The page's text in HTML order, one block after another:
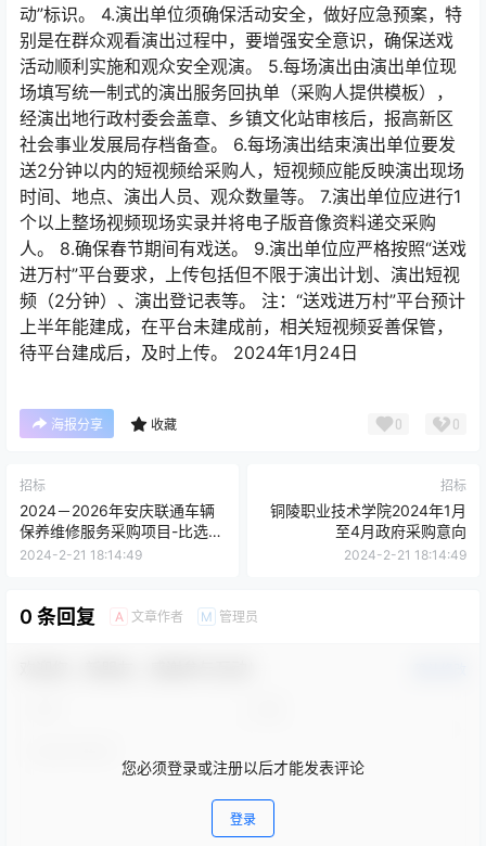
动”标识。 4.演出单位须确保活动安全，做好应急预案，特
别是在群众观看演出过程中，要增强安全意识，确保送戏
活动顺利实施和观众安全观演。 5.每场演出由演出单位现
场填写统一制式的演出服务回执单（采购人提供模板），
经演出地行政村委会盖章、乡镇文化站审核后，报高新区
社会事业发展局存档备查。 6.每场演出结束演出单位要发
送2分钟以内的短视频给采购人，短视频应能反映演出现场
时间、地点、演出人员、观众数量等。 7.演出单位应进行1
个以上整场视频现场实录并将电子版音像资料递交采购
人。 8.确保春节期间有戏送。 9.演出单位应严格按照“送戏
进万村”平台要求，上传包括但不限于演出计划、演出短视
频（2分钟）、演出登记表等。 注：“送戏进万村”平台预计
上半年能建成，在平台未建成前，相关短视频妥善保管，
待平台建成后，及时上传。 2024年1月24日
海报分享 收藏 0 0
招标
2024－2026年安庆联通车辆
保养维修服务采购项目-比选公
告
2024-2-21 18:14:49
招标
铜陵职业技术学院2024年1月
至4月政府采购意向
2024-2-21 18:14:49
0 条回复 A 文章作者 M 管理员
您必须登录或注册以后才能发表评论
登录